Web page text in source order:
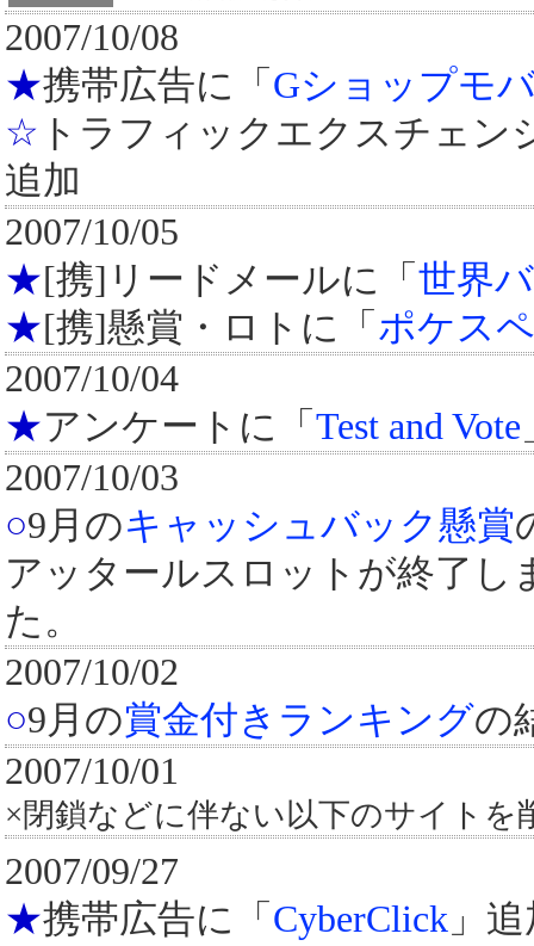
2007/10/08
★携帯広告に「 Gショップモ
☆ トラフィックエクスチェン
追加
2007/10/05
★[携]リードメールに「 世界
★[携]懸賞・ロトに「 ポケス
2007/10/04
★アンケートに「 Test and Vote
2007/10/03
○9月のキャッシュバック懸賞
アッタールスロットが終了
た。
2007/10/02
○9月の賞金付きランキングの
2007/10/01
×閉鎖などに伴ない以下のサイト
2007/09/27
★携帯広告に「 CyberClick 」